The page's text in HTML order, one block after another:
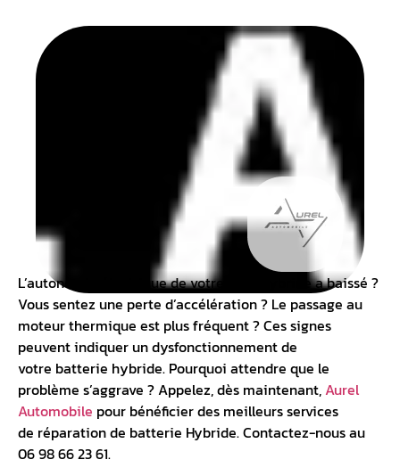
L’autonomie électrique de votre Audi hybride a baissé ?
Vous sentez une perte d’accélération ? Le passage au
moteur thermique est plus fréquent ? Ces signes
peuvent indiquer un dysfonctionnement de
votre batterie hybride. Pourquoi attendre que le
problème s’aggrave ? Appelez, dès maintenant,Aurel
Automobile pour bénéficier des meilleurs services
de réparation de batterie Hybride. Contactez-nous au
06 98 66 23 61.